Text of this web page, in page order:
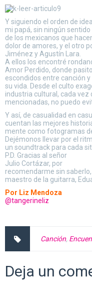
Y siguiendo el orden de
mi papá, sin ningún
de los mexicanos que
dolor de amores, y el otro
Jiménez y Agustín Lara.
A ellos los encontré
Amor Perdido, donde
escondidos entre canción
su vida. Desde el culto
industria cultural, cada vez
mencionadas, no puedo
Y así, de casualidad en
cuentan las mejores
mente como fotogramas
Dejémonos llevar por el
un soundtrack para cada
P.D. Gracias al señor
Julio Cortázar, por
recomendarme sin
maestro de la guitarra,
Por Liz Mendoza
@tangerineliz
Canción,
Deja un